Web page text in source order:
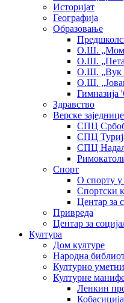
Историјат
Географија
Образовање
О.Ш.
О.Ш.
О.Ш. „Вук
О.Ш.
Гимназија
Здравство
Верске заједнице
СПЦ
СПЦ
СПЦ
Спорт
О спорту
Спортски
Центар за
Привреда
Центар за
Култура
Дом културе
Народна
Културно
Културне
Ленкин